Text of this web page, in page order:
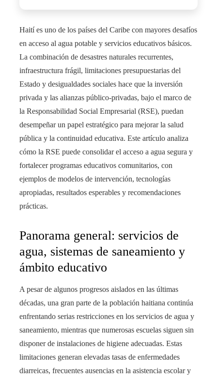
Haití es uno de los países del Caribe con mayores desafíos
en acceso al agua potable y servicios educativos básicos.
La combinación de desastres naturales recurrentes,
infraestructura frágil, limitaciones presupuestarias del
Estado y desigualdades sociales hace que la inversión
privada y las alianzas público-privadas, bajo el marco de
la Responsabilidad Social Empresarial (RSE), puedan
desempeñar un papel estratégico para mejorar la salud
pública y la continuidad educativa. Este artículo analiza
cómo la RSE puede consolidar el acceso a agua segura y
fortalecer programas educativos comunitarios, con
ejemplos de modelos de intervención, tecnologías
apropiadas, resultados esperables y recomendaciones
prácticas.
Panorama general: servicios de
agua, sistemas de saneamiento y
ámbito educativo
A pesar de algunos progresos aislados en las últimas
décadas, una gran parte de la población haitiana continúa
enfrentando serias restricciones en los servicios de agua y
saneamiento, mientras que numerosas escuelas siguen sin
disponer de instalaciones de higiene adecuadas. Estas
limitaciones generan elevadas tasas de enfermedades
diarreicas, frecuentes ausencias en la asistencia escolar y